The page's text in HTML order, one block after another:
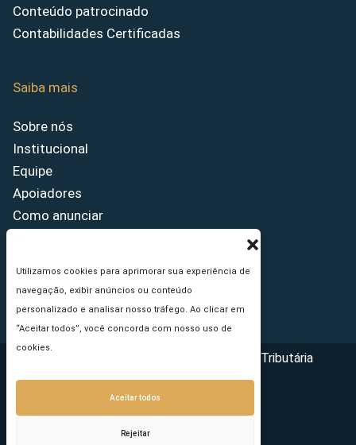
Utilizamos cookies para aprimorar sua experiência de
navegação, exibir anúncios ou conteúdo
personalizado e analisar nosso tráfego. Ao clicar em
“Aceitar todos”, você concorda com nosso uso de
cookies.
Aceitar todos
Rejeitar
Conteúdo patrocinado
Contabilidades Certificadas
Saiba mais
Sobre nós
Institucional
Equipe
Apoiadores
Como anunciar
Princípios Editoriais
Copyright © 2026 - Portal da Reforma Tributária